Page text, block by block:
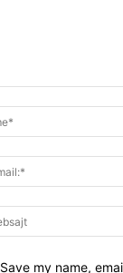
Save my name,